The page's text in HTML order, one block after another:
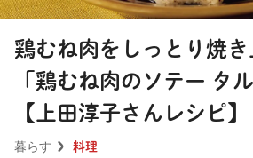
その他
楽しむ 趣味 俳句
鶏むね肉をしっとり焼
「鶏むね肉のソテー タ
【上田淳子さんレシピ】
暮らす 料理